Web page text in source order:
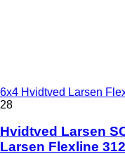
6x4 Hvidtved Larsen
28
Hvidtved Larsen
Larsen Flexline